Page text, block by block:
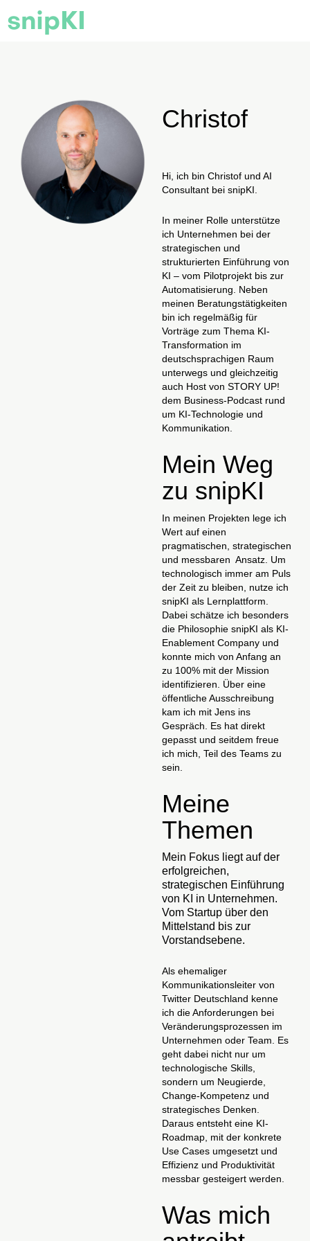
snipKI
Christof
Hi, ich bin Christof und AI
Consultant bei snipKI.
In meiner Rolle unterstütze
ich Unternehmen bei der
strategischen und
strukturierten Einführung von
KI – vom Pilotprojekt bis zur
Automatisierung. Neben
meinen Beratungstätigkeiten
bin ich regelmäßig für
Vorträge zum Thema KI-
Transformation im
deutschsprachigen Raum
unterwegs und gleichzeitig
auch Host von STORY UP!
dem Business-Podcast rund
um KI-Technologie und
Kommunikation.
Mein Weg
zu snipKI
In meinen Projekten lege ich
Wert auf einen
pragmatischen, strategischen
und messbaren Ansatz. Um
technologisch immer am Puls
der Zeit zu bleiben, nutze ich
snipKI als Lernplattform.
Dabei schätze ich besonders
die Philosophie snipKI als KI-
Enablement Company und
konnte mich von Anfang an
zu 100% mit der Mission
identifizieren. Über eine
öffentliche Ausschreibung
kam ich mit Jens ins
Gespräch. Es hat direkt
gepasst und seitdem freue
ich mich, Teil des Teams zu
sein.
Meine
Themen
Mein Fokus liegt auf der
erfolgreichen,
strategischen Einführung
von KI in Unternehmen.
Vom Startup über den
Mittelstand bis zur
Vorstandsebene.
Als ehemaliger
Kommunikationsleiter von
Twitter Deutschland kenne
ich die Anforderungen bei
Veränderungsprozessen im
Unternehmen oder Team. Es
geht dabei nicht nur um
technologische Skills,
sondern um Neugierde,
Change-Kompetenz und
strategisches Denken.
Daraus entsteht eine KI-
Roadmap, mit der konkrete
Use Cases umgesetzt und
Effizienz und Produktivität
messbar gesteigert werden.
Was mich